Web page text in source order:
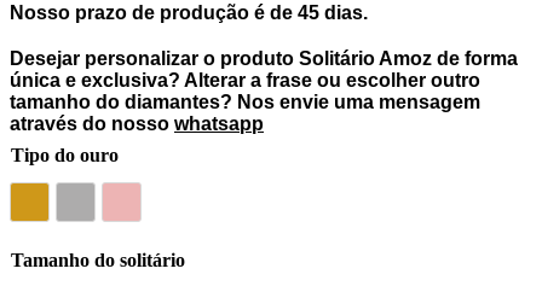
Nosso prazo de produção é de 45 dias.
Desejar personalizar o produto Solitário Amoz de forma
única e exclusiva? Alterar a frase ou escolher outro
tamanho do diamantes? Nos envie uma mensagem
através do nosso whatsapp
Tipo do ouro
Ouro amarelo 18k
Ouro branco 18k
Ouro rose 18k
Tamanho do solitário